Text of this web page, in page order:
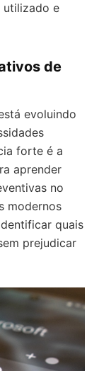
utilizado e
de
evoluindo
forte é a
aprender
no
modernos
quais
prejudicar